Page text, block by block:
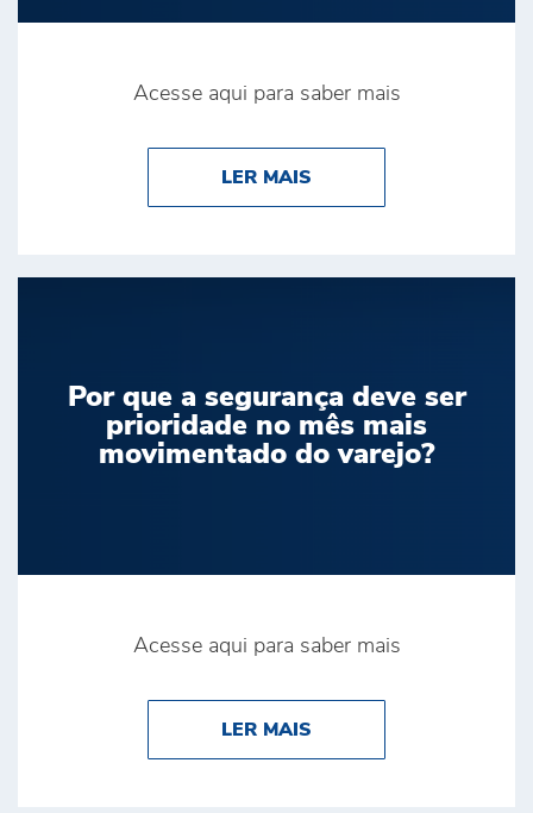
Acesse aqui para saber mais
LER MAIS
Por que a segurança deve ser
prioridade no mês mais
movimentado do varejo?
Acesse aqui para saber mais
LER MAIS